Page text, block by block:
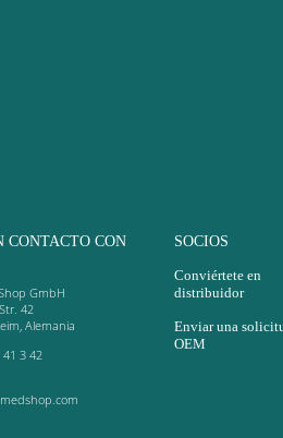
CONTACTO CON
GmbH
42
Alemania
41 3 42
SOCIOS
Conviértete en
distribuidor
Enviar una
OEM